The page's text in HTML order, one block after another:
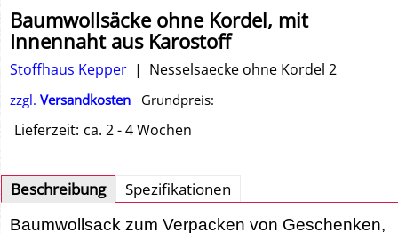
Baumwollsäcke ohne Kordel, mit
Innennaht aus Karostoff
Stoffhaus Kepper Nesselsaecke ohne Kordel 2
zzgl. Versandkosten Grundpreis:
Lieferzeit: ca. 2 - 4 Wochen
Beschreibung Spezifikationen
Baumwollsack zum Verpacken von Geschenken,